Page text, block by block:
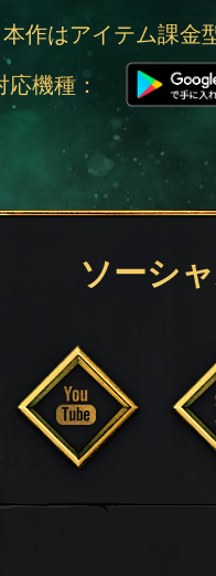
本作はアイテム課金
機種：
ソーシ